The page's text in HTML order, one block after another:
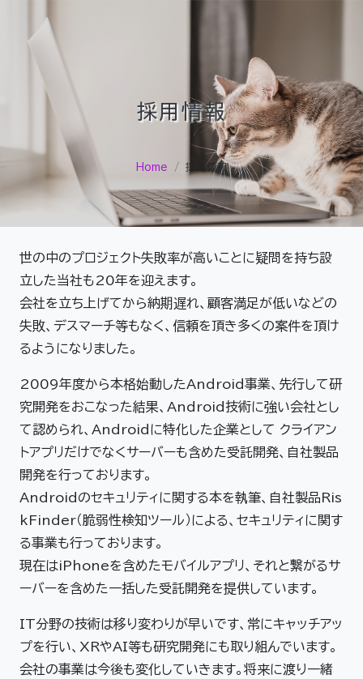
採用情報
Home 採用情報
世の中のプロジェクト失敗率が高いことに疑問を持ち設
立した当社も20年を迎えます。
会社を立ち上げてから納期遅れ、顧客満足が低いなどの
失敗、デスマーチ等もなく、信頼を頂き多くの案件を頂け
るようになりました。
2009年度から本格始動したAndroid事業、先行して研
究開発をおこなった結果、Android技術に強い会社とし
て認められ、Androidに特化した企業として クライアン
トアプリだけでなくサーバーも含めた受託開発、自社製品
開発を行っております。
Androidのセキュリティに関する本を執筆、自社製品Ris
kFinder（脆弱性検知ツール）による、セキュリティに関す
る事業も行っております。
現在はiPhoneを含めたモバイルアプリ、それと繋がるサ
ーバーを含めた一括した受託開発を提供しています。
IT分野の技術は移り変わりが早いです、常にキャッチアッ
プを行い、XRやAI等も研究開発にも取り組んでいます。
会社の事業は今後も変化していきます。将来に渡り一緒